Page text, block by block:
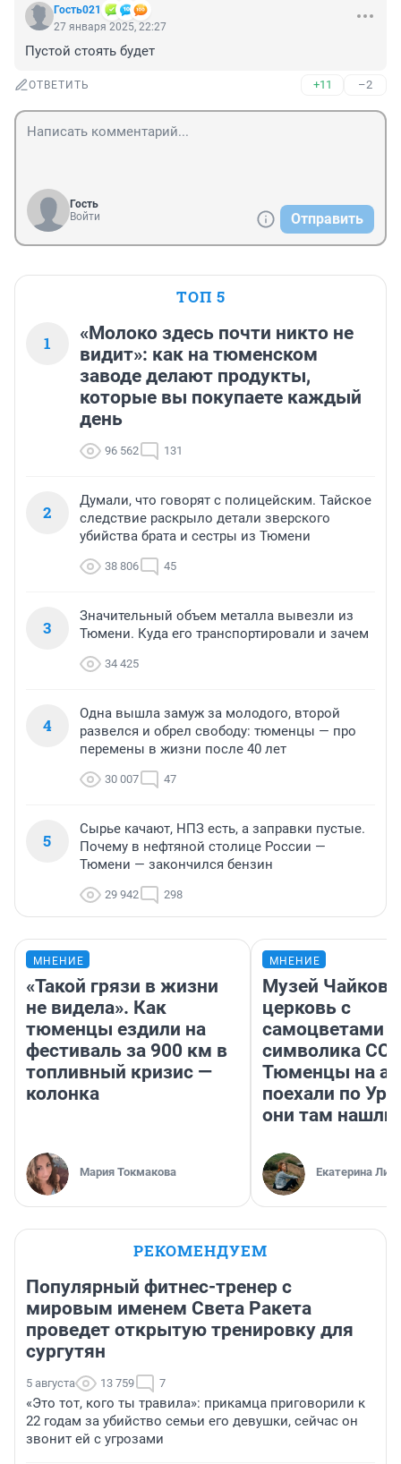
Гость021
27 января 2025, 22:27
Пустой стоять будет
ОТВЕТИТЬ +11 –2
Гость
Войти
Отправить
ТОП 5
1
«Молоко здесь почти никто не
видит»: как на тюменском
заводе делают продукты,
которые вы покупаете каждый
день
96 562 131
2
Думали, что говорят с полицейским. Тайское
следствие раскрыло детали зверского
убийства брата и сестры из Тюмени
38 806 45
3
Значительный объем металла вывезли из
Тюмени. Куда его транспортировали и зачем
34 425
4
Одна вышла замуж за молодого, второй
развелся и обрел свободу: тюменцы — про
перемены в жизни после 40 лет
30 007 47
5
Сырье качают, НПЗ есть, а заправки пустые.
Почему в нефтяной столице России —
Тюмени — закончился бензин
29 942 298
МНЕНИЕ
«Такой грязи в жизни
не видела». Как
тюменцы ездили на
фестиваль за 900 км в
топливный кризис —
колонка
Мария Токмакова
МНЕНИЕ
Музей
церковь с
самоцветами
символика
Тюменцы на
поехали по
они там нашли
Екатерина
РЕКОМЕНДУЕМ
Популярный фитнес-тренер с
мировым именем Света Ракета
проведет открытую тренировку для
сургутян
5 августа 13 759 7
«Это тот, кого ты травила»: прикамца приговорили к
22 годам за убийство семьи его девушки, сейчас он
звонит ей с угрозами